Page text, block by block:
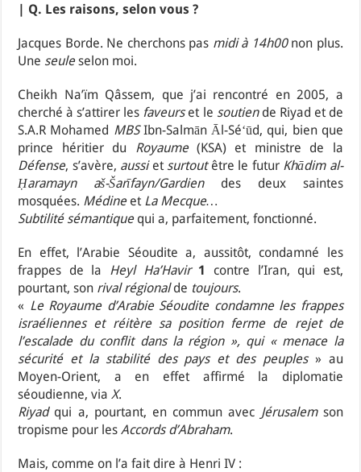
| Q. Les raisons, selon vous ?
Jacques Borde. Ne cherchons pas midi à 14h00non plus.
Une seuleselon moi.
Cheikh Na’ïm Qâssem, que j’ai rencontré en 2005, a
cherché à s’attirer les faveurset le soutiende Riyad et de
S.A.R Mohamed MBSIbn-Salmān Āl-Séʻūd, qui, bien que
prince héritier du
Royaume(KSA) et ministre de la
Défense, s’avère, aussiet surtoutêtre le futur Khādim al-
Ḥaramayn aš-Šarīfayn/Gardiendes deux saintes
mosquées. Médineet La Mecque…
Subtilité sémantiquequi a, parfaitement, fonctionné.
En effet, l’Arabie Séoudite a, aussitôt, condamné les
frappes de la
Heyl Ha’Havir 1
contre l’Iran, qui est,
pourtant, son rival régionalde toujours.
« Le Royaume d’Arabie Séoudite condamne les frappes
israéliennes et réitère sa position ferme de rejet de
l’escalade du conflit dans la région », qui « menace la
sécurité et la stabilité des pays et des peuples» au
Moyen-Orient, a en effet affirmé la diplomatie
séoudienne, via X.
Riyadqui a, pourtant, en commun avec Jérusalemson
tropisme pour lesAccords d’Abraham.
Mais, comme on l’a fait dire à Henri IV :